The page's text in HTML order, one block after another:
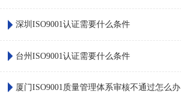
深圳ISO9001认证需要什么条件
台州ISO9001认证需要什么条件
厦门ISO9001质量管理体系审核不通过怎么办